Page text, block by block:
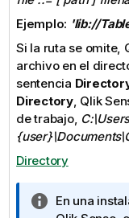
Ejemplo: 'lib://
Si la ruta se omite,
archivo en el
sentencia
Directory, Qlik
de trabajo,
Directory
N
En una